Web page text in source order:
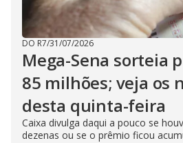
DO R7/31/07/2026
Mega-Sena sorteia
85 milhões; veja os
desta quinta-feira
Caixa divulga daqui a pouco se
dezenas ou se o prêmio ficou